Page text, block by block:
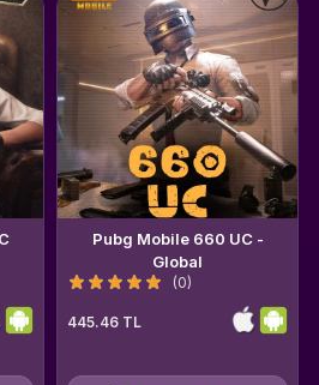
Pubg Mobile 660 UC -
Global
(0)
445.46 TL